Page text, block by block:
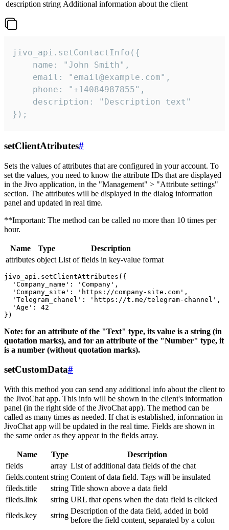
description string Additional information about the client
jivo_api.setContactInfo({
    name: "John Smith",
    email: "email@example.com",
    phone: "+14084987855",
    description: "Description text"
});
setClientAtributes#
Sets the values ​​of attributes that are configured in your account. To
set the values, you need to know the attribute IDs that are displayed
in the Jivo application, in the "Management" > "Attribute settings"
section. The attributes will be displayed in the dialog information
panel and updated in real time.
**Important: The method can be called no more than 10 times per
hour.
Name Type
Description
attributes object List of fields in key-value format
jivo_api.setClientAttributes({
  'Company_name': 'Company',
  'Company_site': 'https://company-site.com',
  'Telegram_chanel': 'https://t.me/telegram-channel',
  'Age': 42
Note: for an attribute of the "Text" type, its value is a string (in
quotation marks), and for an attribute of the "Number" type, it
is a number (without quotation marks).
setCustomData#
With this method you can send any additional info about the client to
the JivoChat app. This info will be shown in the client's information
panel (in the right side of the JivoChat app). The method can be
called as many times as needed. If chat is established, information in
JivoChat app will be updated in the real time. Fields are shown in
the same order as they appear in the fields array.
Name Type
Description
fields
array List of additional data fields of the chat
fields.content string Content of data field. Tags will be insulated
fileds.title
string Title shown above a data field
fileds.link
string URL that opens when the data field is clicked
fileds.key
string
Description of the data field, added in bold
before the field content, separated by a colon